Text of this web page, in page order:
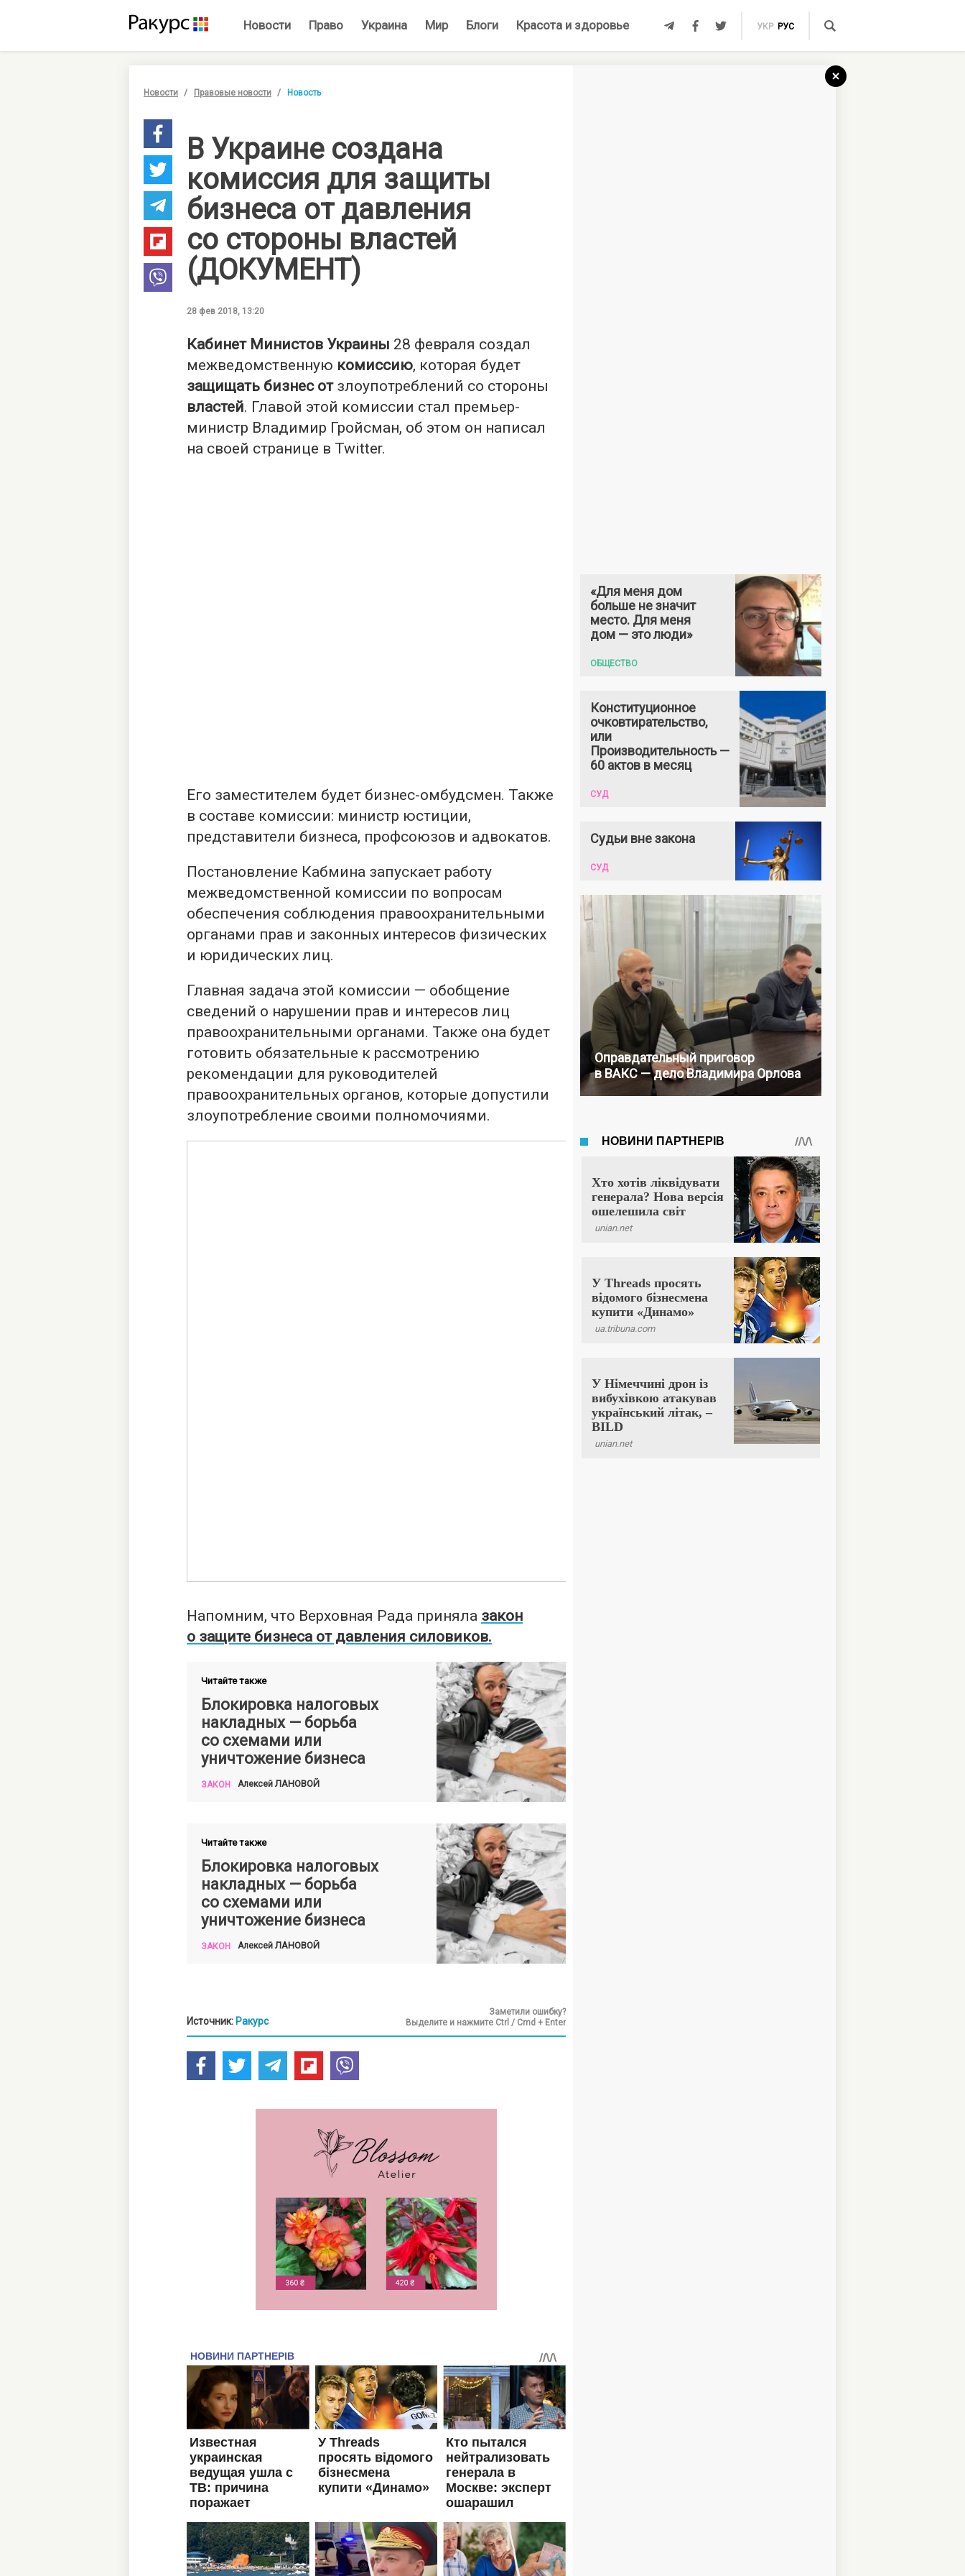
Новости Право Украина Мир Блоги Красота и здоровье УКР РУС
Новости Правовые новости Новость
В Украине создана
комиссия для защиты
бизнеса от давления
со стороны властей
(ДОКУМЕНТ)
28 фев 2018, 13:20
Кабинет Министов Украины 28 февраля создал
межведомственную комиссию, которая будет
защищать бизнес отзлоупотреблений со стороны
властей. Главой этой комиссии стал премьер-
министр Владимир Гройсман, об этом он написал
на своей странице в Twitter.
Его заместителем будет бизнес-омбудсмен. Также
в составе комиссии: министр юстиции,
представители бизнеса, профсоюзов и адвокатов.
Постановление Кабмина запускает работу
межведомственной комиссии по вопросам
обеспечения соблюдения правоохранительными
органами прав и законных интересов физических
и юридических лиц.
Главная задача этой комиссии — обобщение
сведений о нарушении прав и интересов лиц
правоохранительными органами. Также она будет
готовить обязательные к рассмотрению
рекомендации для руководителей
правоохранительных органов, которые допустили
злоупотребление своими полномочиями.
Напомним, что Верховная Рада приняла закон
о защите бизнеса от давления силовиков.
Читайте также
Блокировка налоговых
накладных — борьба
со схемами или
уничтожение бизнеса
ЗАКОН АлексейЛАНОВОЙ
Читайте также
Блокировка налоговых
накладных — борьба
со схемами или
уничтожение бизнеса
ЗАКОН АлексейЛАНОВОЙ
Источник: Ракурс
Заметили ошибку?
Выделите и нажмите Ctrl / Cmd + Enter
«Для меня дом
больше не значит
место. Для меня
дом — это люди»
ОБЩЕСТВО
Конституционное
очковтирательство,
или
Производительность —
60 актов в месяц
СУД
Судьи вне закона
СУД
Оправдательный приговор
в ВАКС — дело Владимира Орлова